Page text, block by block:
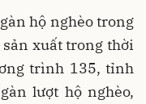
hộ nghèo trong
xuất trong thời
trình 135, tỉnh
lượt hộ nghèo,